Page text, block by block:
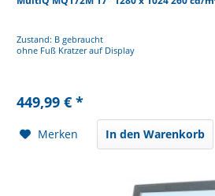
Zustand: B gebraucht
ohne Fuß Kratzer auf Display
449,99 € *
Merken In den Warenkorb